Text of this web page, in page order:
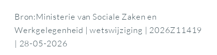
Bron:Ministerie van Sociale Zaken en
Werkgelegenheid | wetswijziging | 2026Z11419
| 28-05-2026